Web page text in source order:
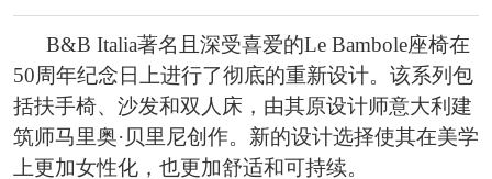
恭喜133****8874用户作品已成功备案！
恭喜138****8638用户作品已成功备案！
恭喜133****9020用户作品已成功备案！
恭喜136****9807用户作品已成功备案！
B&B Italia著名且深受喜爱的Le Bambole座椅在
50周年纪念日上进行了彻底的重新设计。该系列包
括扶手椅、沙发和双人床，由其原设计师意大利建
筑师马里奥·贝里尼创作。新的设计选择使其在美学
上更加女性化，也更加舒适和可持续。